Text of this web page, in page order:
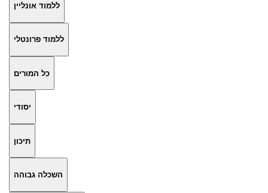
ללמוד אונליין
ללמוד פרונטלי
כל המורים
יסודי
תיכון
השכלה גבוהה